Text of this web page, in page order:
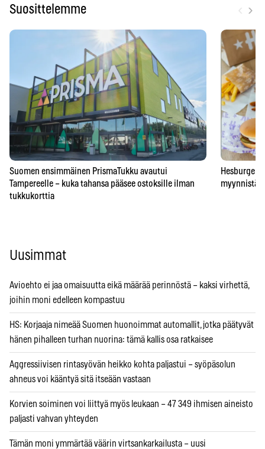
Suosittelemme ›
Suomen ensimmäinen PrismaTukku avautui
Tampereelle – kuka tahansa pääsee ostoksille ilman
tukkukorttia
myynnistä
Uusimmat
Avioehto ei jaa omaisuutta eikä määrää perinnöstä – kaksi virhettä,
joihin moni edelleen kompastuu
HS: Korjaaja nimeää Suomen huonoimmat automallit, jotka päätyvät
hänen pihalleen turhan nuorina: tämä kallis osa ratkaisee
Aggressiivisen rintasyövän heikko kohta paljastui – syöpäsolun
ahneus voi kääntyä sitä itseään vastaan
Korvien soiminen voi liittyä myös leukaan – 47 349 ihmisen aineisto
paljasti vahvan yhteyden
Tämän moni ymmärtää väärin virtsankarkailusta – uusi